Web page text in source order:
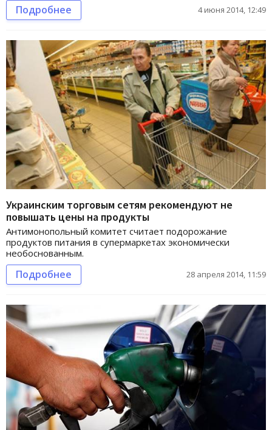
Подробнее 4 июня 2014, 12:49
Украинским торговым сетям рекомендуют не
повышать цены на продукты
Антимонопольный комитет считает подорожание
продуктов питания в супермаркетах экономически
необоснованным.
Подробнее 28 апреля 2014, 11:59